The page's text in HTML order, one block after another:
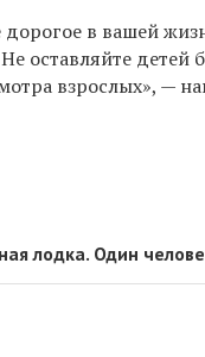
в вашей
оставляйте детей
взрослых», —
лодка. Один